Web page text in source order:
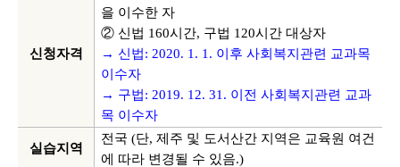
신청자격
을 이수한 자
② 신법 160시간, 구법 120시간 대상자
→ 신법: 2020. 1. 1. 이후 사회복지관련 교과목
이수자
→ 구법: 2019. 12. 31. 이전 사회복지관련 교과
목 이수자
실습지역
전국 (단, 제주 및 도서산간 지역은 교육원 여건
에 따라 변경될 수 있음.)